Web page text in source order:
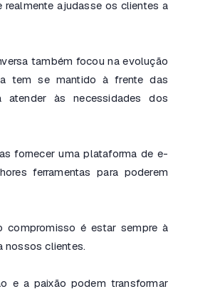
ajudasse os clientes a
também focou na evolução
tem se mantido à frente das
atender às necessidades dos
fornecer uma plataforma de e-
ferramentas para poderem
compromisso é estar sempre à
nossos clientes.
e a paixão podem transformar